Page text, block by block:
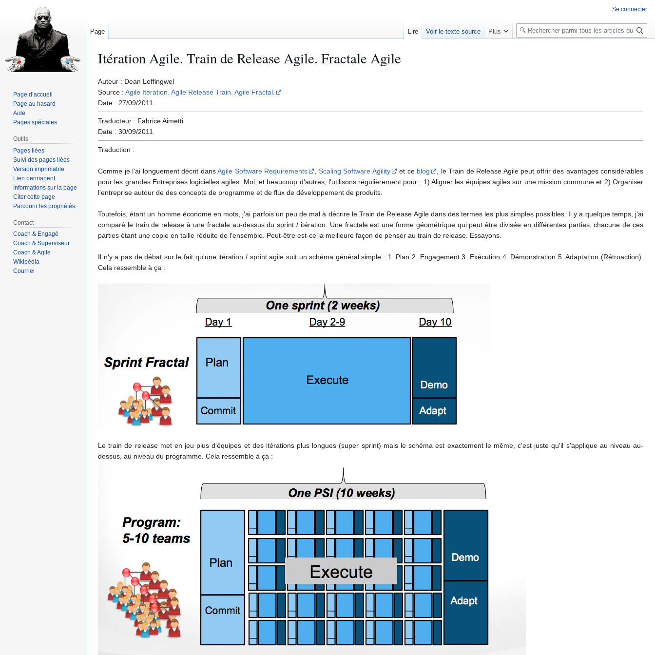
Itération Agile. Train de Release Agile. Fractale Agile
Aller
à
la
navigation
Aller
à
la
recherche
Auteur : Dean Leffingwel
Source : Agile Iteration. Agile Release Train. Agile Fractal.
Date : 27/09/2011
Traducteur : Fabrice Aimetti
Date : 30/09/2011
Traduction :
Comme je l'ai longuement décrit dansAgile Software Requirements , Scaling Software Agility et ce blog
, le Train de Release Agile peut offrir des avantages considérables
pour les grandes Entreprises logicielles agiles. Moi, et beaucoup d'autres, l'utilisons régulièrement pour : 1) Aligner les équipes agiles sur une mission commune et 2) Organiser
l'entreprise autour de des concepts de programme et de flux de développement de produits.
Toutefois, étant un homme économe en mots, j'ai parfois un peu de mal à décrire le Train de Release Agile dansdes termes les plus simples possibles. Il y a quelque temps, j'ai
comparé le train de release à une fractale au-dessus du sprint / itération. Une fractaleest une forme géométrique qui peut être divisée en différentes parties, chacune de ces
parties étant une copie en taille réduite de l'ensemble. Peut-être est-ce la meilleure façon de penser au train de release. Essayons.
Il n'y a pas de débat sur le fait qu'une itération / sprint agile suit un schéma général simple : 1. Plan 2. Engagement 3. Exécution 4. Démonstration 5. Adaptation(Rétroaction).
Cela ressemble à ça :
Le train de release met en jeu plus d'équipes et des itérations plus longues (super sprint) mais le schéma est exactement le même,c'est juste qu'il s'applique au niveau au-
dessus, au niveau du programme. Cela ressemble à ça :
Se connecter
Page Lire Voir le texte source Plus
R
e
e
Page d’accueil
Page au hasard
Aide
Pages spéciales
Outils
Pages liées
Suivi des pages liées
Version imprimable
Lien permanent
Informations sur la page
Citer cette page
Parcourir les propriétés
Contact
Coach & Engagé
Coach & Superviseur
Coach & Agile
Wikipédia
Courriel